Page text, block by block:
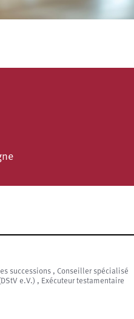
successions , Conseiller spécialisé
e.V.) , Exécuteur testamentaire